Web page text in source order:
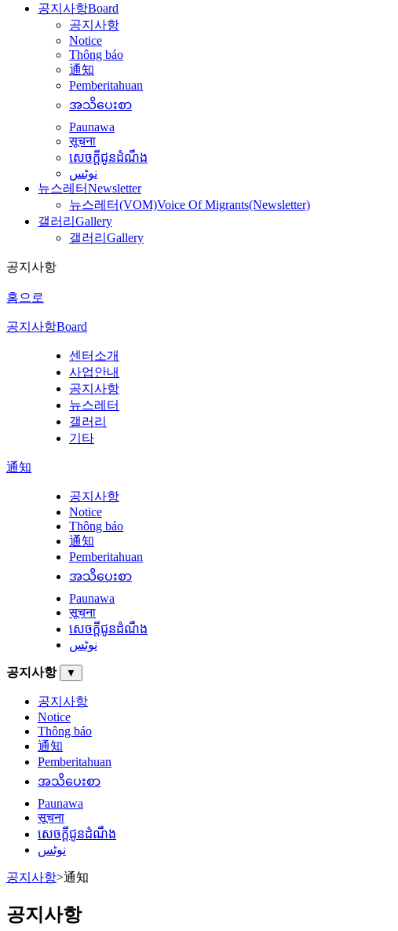
공지사항Board
공지사항
Notice
Thông báo
通知
Pemberitahuan
အသိပေးစာ
Paunawa
सूचना
សេចក្តីជូនដំណឹង
نوٹس
뉴스레터Newsletter
뉴스레터(VOM)Voice Of Migrants(Newsletter)
갤러리 Gallery
갤러리 Gallery
공지사항
홈으로
공지사항Board
센터소개
사업안내
공지사항
뉴스레터
갤러리
기타
通知
공지사항
Notice
Thông báo
通知
Pemberitahuan
အသိပေးစာ
Paunawa
सूचना
សេចក្តីជូនដំណឹង
نوٹس
공지사항 ▼
공지사항
Notice
Thông báo
通知
Pemberitahuan
အသိပေးစာ
Paunawa
सूचना
សេចក្តីជូនដំណឹង
نوٹس
공지사항>通知
공지사항